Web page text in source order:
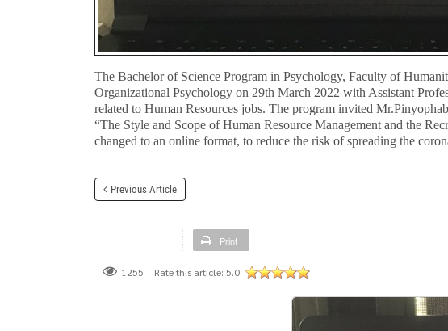
The Bachelor of Science Program in Psychology, Faculty of
Organizational Psychology on 29th March 2022 with Assistant
related to Human Resources jobs. The program invited
“The Style and Scope of Human Resource Management and the
changed to an online format, to reduce the risk of spreading the
Previous Article
Print
1255 Rate this article: 5.0